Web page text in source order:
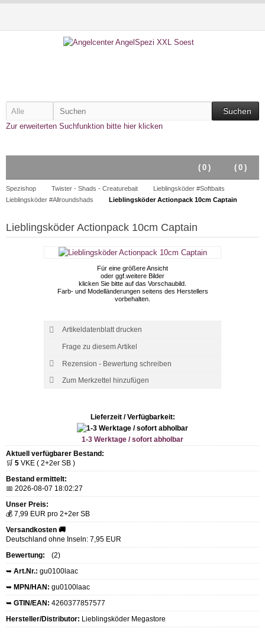
Suchen
Zur erweiterten Suchfunktion bitte hier klicken
( 0 )
( 0 )
Spezishop Twister - Shads - Creaturebait
Lieblingsköder #Softbaits
Lieblingsköder #Allroundshads
Lieblingsköder Actionpack 10cm Captain
Lieblingsköder Actionpack 10cm Captain
Für eine größere Ansicht
oder ggf.weitere Bilder
klicken Sie bitte auf das Vorschaubild.
Farb- und Modelländerungen seitens des Herstellers
vorbehalten.
Artikeldatenblatt drucken
Frage zu diesem Artikel
Rezension - Bewertung schreiben
Lieferzeit / Verfügbarkeit:
1-3 Werktage / sofort abholbar
Aktuell verfügbarer Bestand:
🛒 5 VKE ( 2+2er SB )
Bestand ermittelt:
📅 2026-08-07 18:02:27
Unser Preis:
💰 7,99 EUR pro 2+2er SB
Versandkosten 🚚
Deutschland ohne Inseln: 7,95 EUR
Bewertung:
(2)
➥ Art.Nr.: gu0100laac
➥ MPN/HAN: gu0100laac
➥ GTIN/EAN: 4260377857577
Hersteller/Distributor: Lieblingsköder Megastore